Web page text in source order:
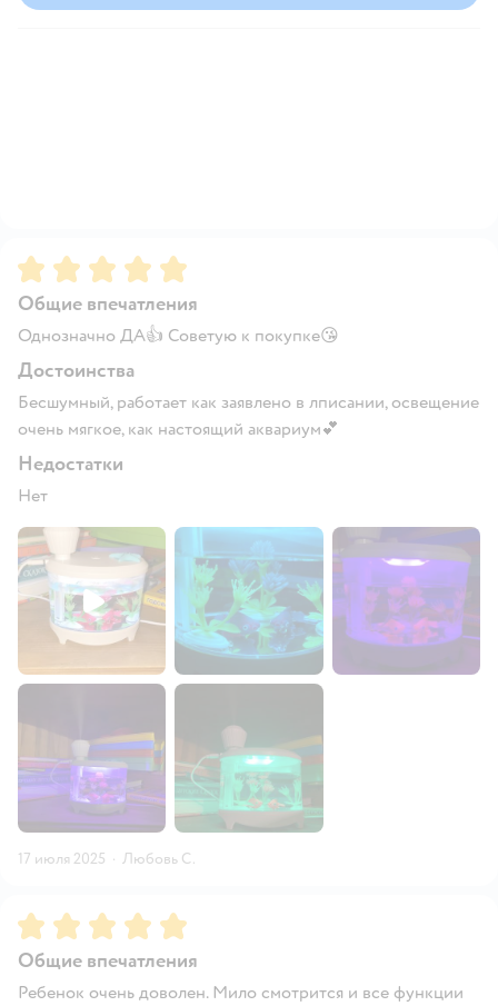
Рейтинг:5
Общие впечатления
Однозначно ДА👍 Советую к покупке😘
Достоинства
Бесшумный, работает как заявлено в лписании, освещение
очень мягкое, как настоящий аквариум💕
Недостатки
Нет
17 июля 2025 · Любовь С.
Рейтинг:5
Общие впечатления
Ребенок очень доволен. Мило смотрится и все функции